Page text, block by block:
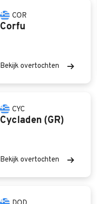
COR
Corfu
Bekijk overtochten
CYC
Cycladen (GR)
Bekijk overtochten